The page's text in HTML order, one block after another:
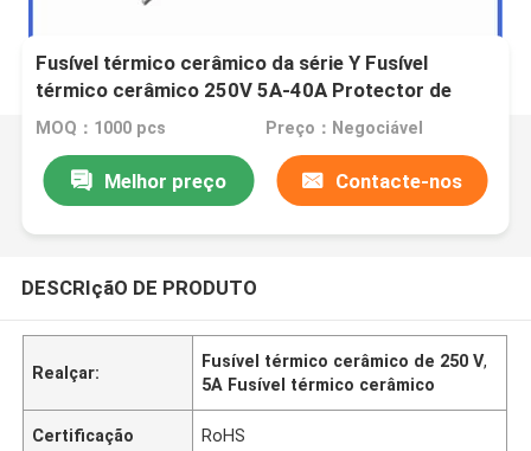
Fusível térmico cerâmico da série Y Fusível
térmico cerâmico 250V 5A-40A Protector de
sobreaquecimento
MOQ：1000 pcs Preço：Negociável
Melhor preço Contacte-nos
DESCRIçãO DE PRODUTO
Realçar:
Fusível térmico cerâmico de 250 V,
5A Fusível térmico cerâmico
Certificação RoHS